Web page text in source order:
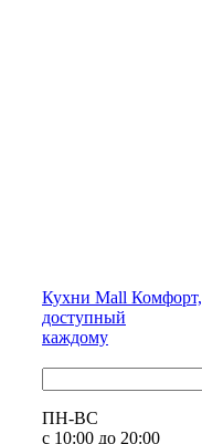
Кухни Mall Комфорт,
доступный
каждому
ПН-ВС
с 10:00 до 20:00